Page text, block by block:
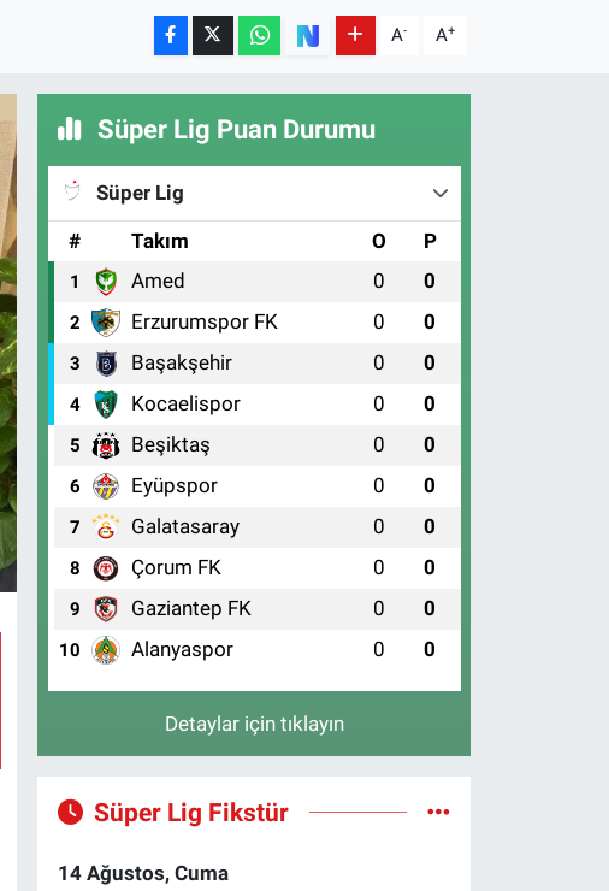
A- A+
Süper Lig Puan Durumu
Süper Lig
#
Takım O P
1 Amed 0 0
2 Erzurumspor FK 0 0
3 Başakşehir 0 0
4 Kocaelispor 0 0
5 Beşiktaş 0 0
6 Eyüpspor 0 0
7 Galatasaray 0 0
8 Çorum FK 0 0
9 Gaziantep FK 0 0
10 Alanyaspor 0 0
Detaylar için tıklayın
Süper Lig Fikstür
14 Ağustos, Cuma